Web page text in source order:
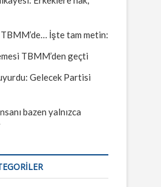
İşte tam metin:
TBMM’den geçti
Gelecek Partisi
bazen yalnızca